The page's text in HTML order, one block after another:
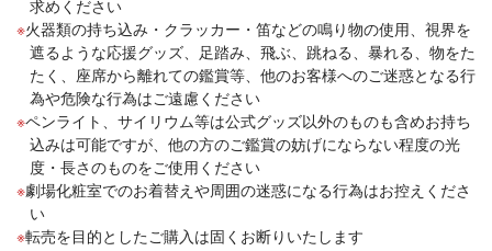
求めください
火器類の持ち込み・クラッカー・笛などの鳴り物の使用、視界を
遮るような応援グッズ、足踏み、飛ぶ、跳ねる、暴れる、物をた
たく、座席から離れての鑑賞等、他のお客様へのご迷惑となる行
為や危険な行為はご遠慮ください
ペンライト、サイリウム等は公式グッズ以外のものも含めお持ち
込みは可能ですが、他の方のご鑑賞の妨げにならない程度の光
度・長さのものをご使用ください
劇場化粧室でのお着替えや周囲の迷惑になる行為はお控えくださ
い
転売を目的としたご購入は固くお断りいたします